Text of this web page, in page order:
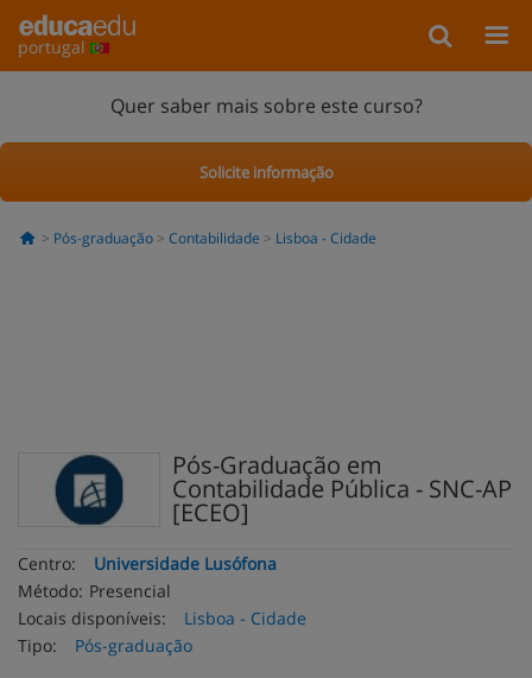
portugal
Quer saber mais sobre este curso?
Solicite informação
Pós-graduação Contabilidade Lisboa - Cidade
Pós-Graduação em
Contabilidade Pública - SNC-AP
[ECEO]
Centro:
Universidade Lusófona
Método: Presencial
Locais disponíveis:
Lisboa - Cidade
Tipo:
Pós-graduação